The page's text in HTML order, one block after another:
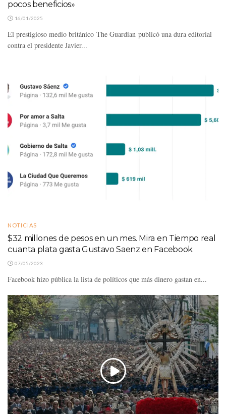
pocos beneficios»
16/01/2025
El prestigioso medio británico The Guardian publicó una dura editorial
contra el presidente Javier...
NOTICIAS
$32 millones de pesos en un mes. Mira en Tiempo real
cuanta plata gasta Gustavo Saenz en Facebook
07/05/2023
Facebook hizo pública la lista de políticos que más dinero gastan en...